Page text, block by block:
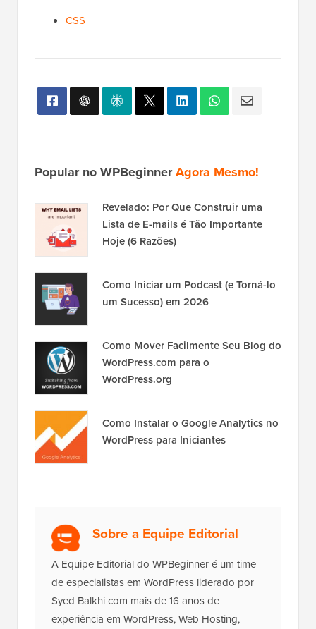
CSS
Popular no WPBeginnerAgora Mesmo!
Revelado: Por Que Construir uma
Lista de E-mails é Tão Importante
Hoje (6 Razões)
Como Iniciar um Podcast (e Torná-lo
um Sucesso) em 2026
Como Mover Facilmente Seu Blog do
WordPress.com para o
WordPress.org
Como Instalar o Google Analytics no
WordPress para Iniciantes
Sobre a Equipe Editorial
A Equipe Editorial do WPBeginner é um time
de especialistas em WordPress liderado por
Syed Balkhi com mais de 16 anos de
experiência em WordPress, Web Hosting,